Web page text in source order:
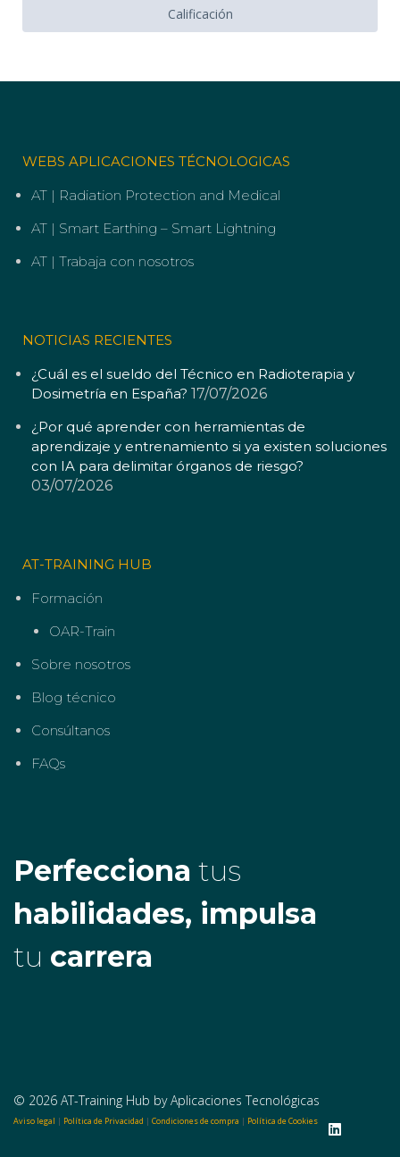
Calificación
WEBS APLICACIONES TÉCNOLOGICAS
AT | Radiation Protection and Medical
AT | Smart Earthing – Smart Lightning
AT | Trabaja con nosotros
NOTICIAS RECIENTES
¿Cuál es el sueldo del Técnico en Radioterapia y
Dosimetría en España? 17/07/2026
¿Por qué aprender con herramientas de
aprendizaje y entrenamiento si ya existen soluciones
con IA para delimitar órganos de riesgo?
03/07/2026
AT-TRAINING HUB
Formación
OAR-Train
Sobre nosotros
Blog técnico
Consúltanos
FAQs
Perfecciona tus
habilidades, impulsa
tu carrera
© 2026 AT-Training Hub by Aplicaciones Tecnológicas
Aviso legal | Política de Privacidad | Condiciones de compra | Política de Cookies